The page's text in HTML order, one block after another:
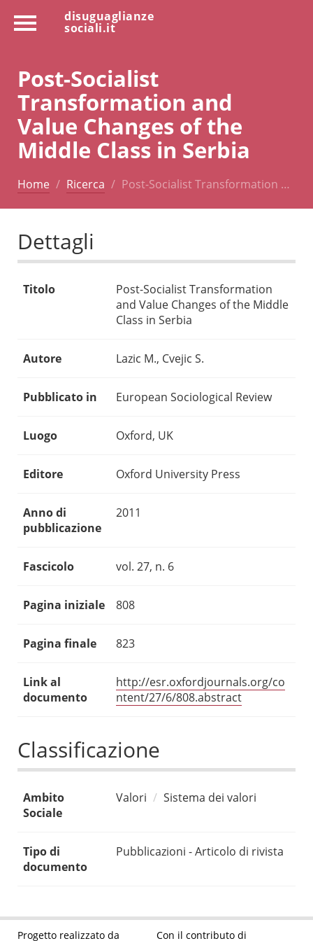
disuguaglianze
sociali.it
Post-Socialist
Transformation and
Value Changes of the
Middle Class in Serbia
Home Ricerca Post-Socialist Transformation …
Dettagli
Titolo
Post-Socialist Transformation
and Value Changes of the Middle
Class in Serbia
Autore Lazic M., Cvejic S.
Pubblicato in European Sociological Review
Luogo Oxford, UK
Editore Oxford University Press
Anno di
pubblicazione
2011
Fascicolo vol. 27, n. 6
Pagina iniziale 808
Pagina finale 823
Link al
documento
http://esr.oxfordjournals.org/co
ntent/27/6/808.abstract
Classificazione
Ambito
Sociale
Valori Sistema dei valori
Tipo di
documento
Pubblicazioni - Articolo di rivista
Progetto realizzato da Con il contributo di